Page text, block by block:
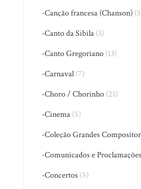
-Canção francesa (Chanson)
-Canto da Sibila (3)
-Canto Gregoriano (13)
-Carnaval (7)
-Choro / Chorinho (21)
-Cinema (5)
-Coleção Grandes
-Comunicados e Proclamações
-Concertos (5)